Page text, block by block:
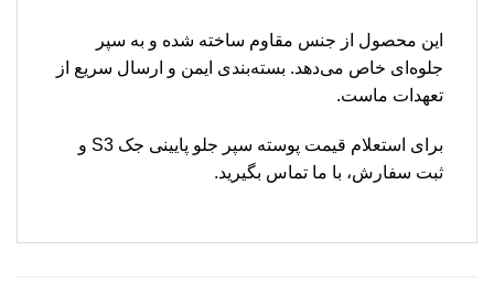
این محصول از جنس مقاوم ساخته شده و به سپر
جلوه‌ای خاص می‌دهد. بسته‌بندی ایمن و ارسال سریع از
تعهدات ماست.
برای استعلام قیمت پوسته سپر جلو پایینی جک S3 و
ثبت سفارش، با ما تماس بگیرید.